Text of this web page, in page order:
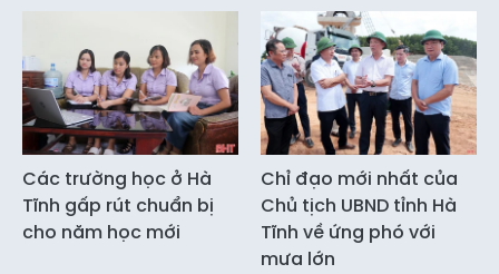
Các trường học ở Hà
Tĩnh gấp rút chuẩn bị
cho năm học mới
Chỉ đạo mới nhất của
Chủ tịch UBND tỉnh Hà
Tĩnh về ứng phó với
mưa lớn